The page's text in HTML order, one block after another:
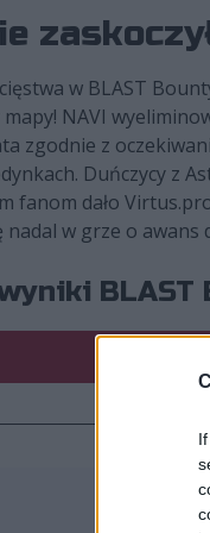
w BLAST
mapy! NAVI
zgodnie z
Duńczycy z
fanom dało
nadal w grze o awans
BLAST